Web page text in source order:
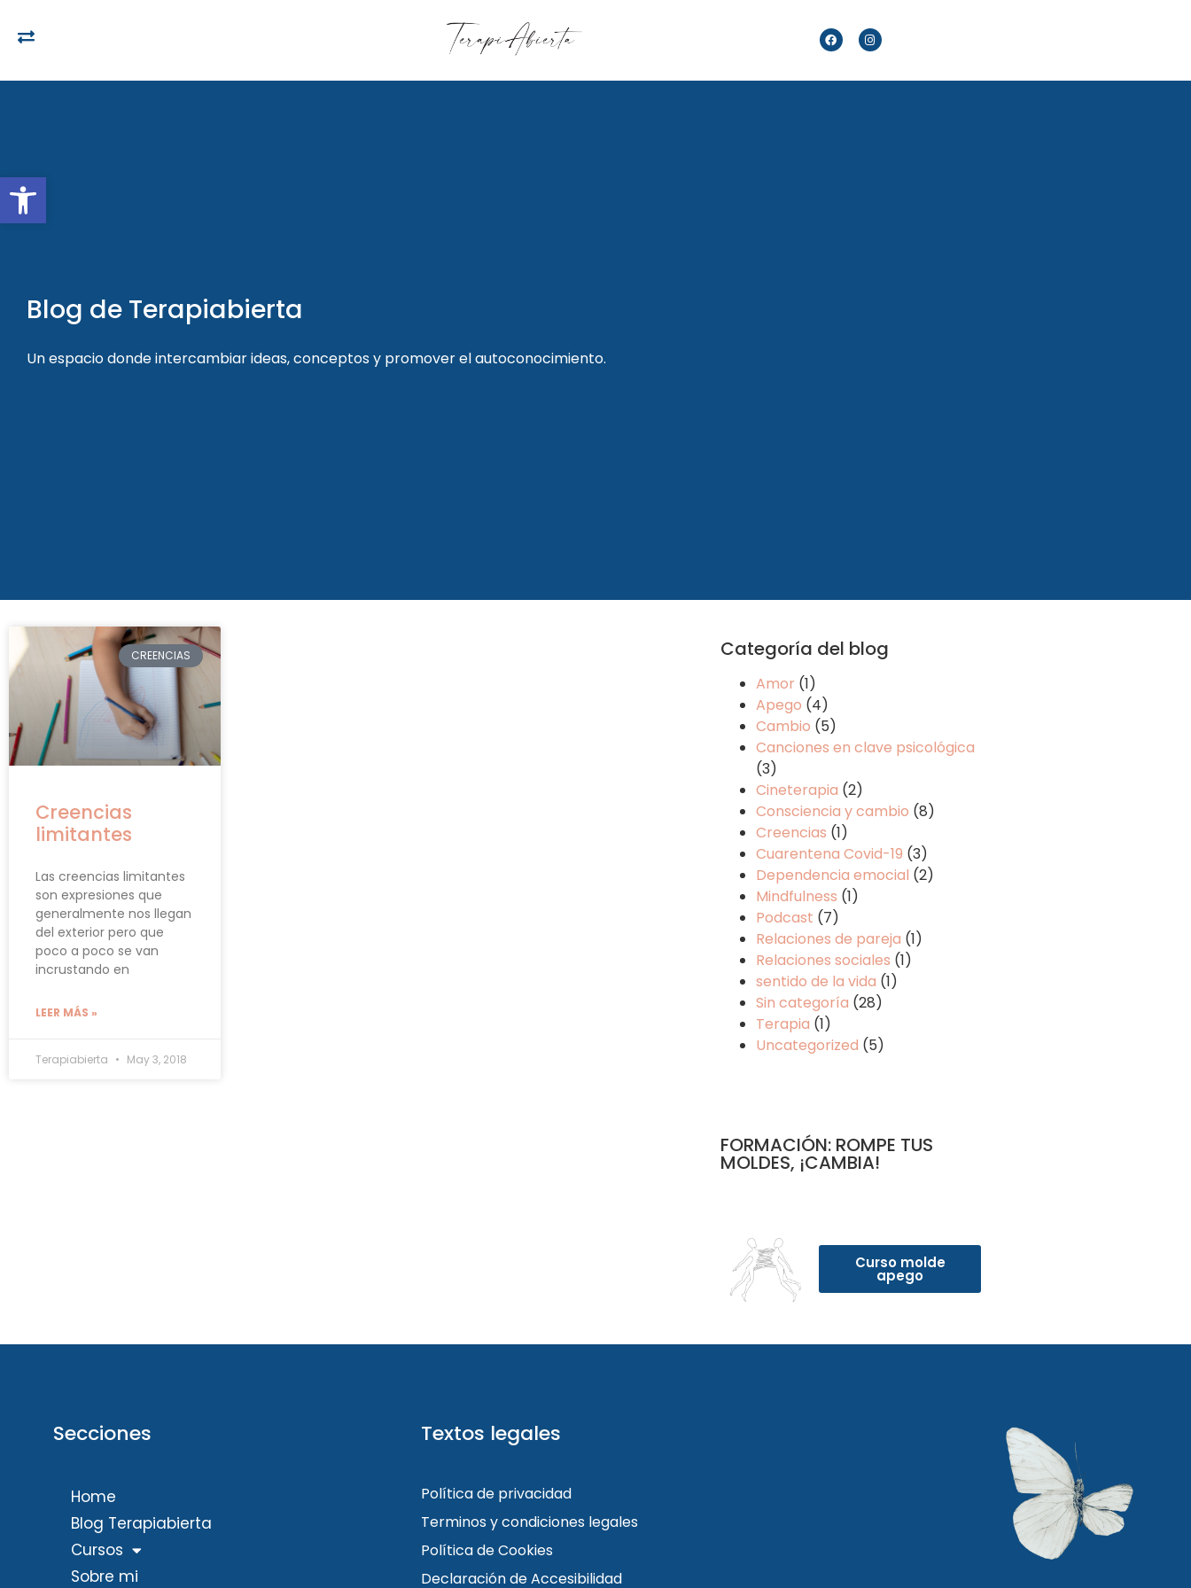
Open toolbar
Blog de Terapiabierta
Un espacio donde intercambiar ideas, conceptos y promover el autoconocimiento.
CREENCIAS
Creencias
limitantes
Las creencias limitantes
son expresiones que
generalmente nos llegan
del exterior pero que
poco a poco se van
incrustando en
LEER MÁS »
Terapiabierta May 3, 2018
Categoría del blog
Amor (1)
Apego (4)
Cambio (5)
Canciones en clave psicológica
(3)
Cineterapia (2)
Consciencia y cambio (8)
Creencias (1)
Cuarentena Covid-19 (3)
Dependencia emocial (2)
Mindfulness (1)
Podcast (7)
Relaciones de pareja (1)
Relaciones sociales (1)
sentido de la vida (1)
Sin categoría (28)
Terapia (1)
Uncategorized (5)
FORMACIÓN: ROMPE TUS
MOLDES, ¡CAMBIA!
Curso molde
apego
Secciones
Home
Blog Terapiabierta
Cursos
Sobre mi
Textos legales
Política de privacidad
Terminos y condiciones legales
Política de Cookies
Declaración de Accesibilidad